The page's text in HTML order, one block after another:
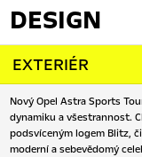
DESIGN
EXTERIÉR
Nový Opel Astra Sports
dynamiku a všestrannost.
podsvíceným logem Blitz,
moderní a sebevědomý